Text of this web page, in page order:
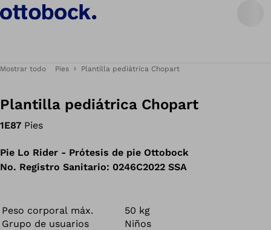
Mostrar todo Pies Plantilla pediátrica Chopart
Plantilla pediátrica Chopart
1E87 Pies
Pie Lo Rider - Prótesis de pie Ottobock
No. Registro Sanitario: 0246C2022 SSA
Peso corporal máx.
50 kg
Grupo de usuarios
Niños